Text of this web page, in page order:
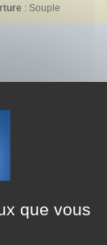
: Souple
en romans, en
que vous